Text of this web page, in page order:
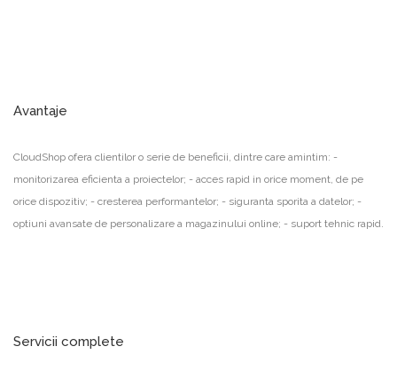
Avantaje
CloudShop ofera clientilor o serie de beneficii, dintre care amintim: -
monitorizarea eficienta a proiectelor; - acces rapid in orice moment, de pe
orice dispozitiv; - cresterea performantelor; - siguranta sporita a datelor; -
optiuni avansate de personalizare a magazinului online; - suport tehnic rapid.
Servicii complete